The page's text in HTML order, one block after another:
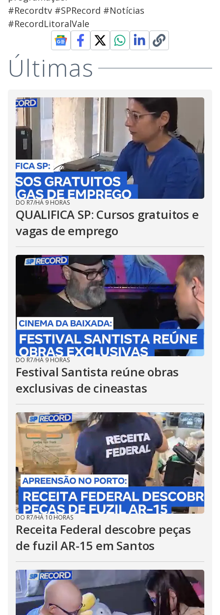
#Recordtv #SPRecord #Notícias
#RecordLitoralVale
Últimas
DO R7/HÁ 9 HORAS
QUALIFICA SP: Cursos gratuitos e
vagas de emprego
DO R7/HÁ 9 HORAS
Festival Santista reúne obras
exclusivas de cineastas
DO R7/HÁ 10 HORAS
Receita Federal descobre peças
de fuzil AR-15 em Santos